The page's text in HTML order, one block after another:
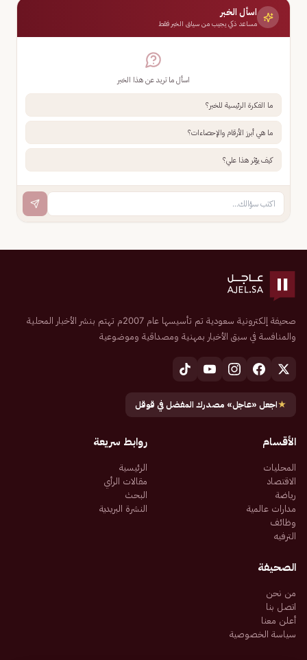
اسأل الخبر
مساعد ذكي يجيب من سياق الخبر فقط
اسأل ما تريد عن هذا الخبر
ما الفكرة الرئيسية للخبر؟
ما هي أبرز الأرقام والإحصاءات؟
كيف يؤثر هذا علي؟
صحيفة إلكترونية سعودية تم تأسيسها عام 2007م تهتم بنشر الأخبار المحلية
والمنافسة في سبق الأخبار بمهنية ومصداقية وموضوعية
★اجعل «عاجل» مصدرك المفضل في قوقل
الأقسام
المحليات
الاقتصاد
رياضة
مدارات عالمية
وظائف
الترفيه
روابط سريعة
الرئيسية
مقالات الرأي
البحث
النشرة البريدية
الصحيفة
من نحن
اتصل بنا
أعلن معنا
سياسة الخصوصية